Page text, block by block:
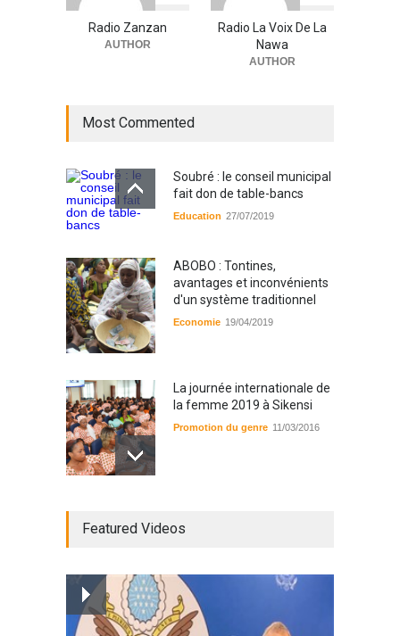
Radio Zanzan
AUTHOR
Radio La Voix De La
Nawa
AUTHOR
Most Commented
Soubré : le conseil municipal
fait don de table-bancs
Education 27/07/2019
ABOBO : Tontines,
avantages et inconvénients
d'un système traditionnel
Economie 19/04/2019
La journée internationale de
la femme 2019 à Sikensi
Promotion du genre 11/03/2016
Radio partenaire
Magazine : le service de
prise en charge des
personnes vivantes avec le
VIH
Featured Videos